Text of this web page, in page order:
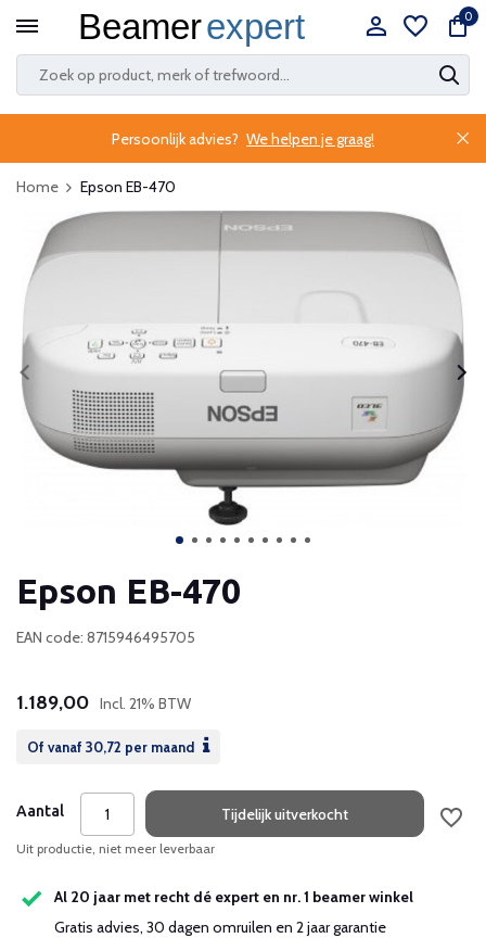
0
Persoonlijk advies? We helpen je graag!
Home Epson EB-470
Epson EB-470
EAN code: 8715946495705
1.189,00 Incl. 21% BTW
Of vanaf 30,72 per maand
Aantal Tijdelijk uitverkocht
Uit productie, niet meer leverbaar
Al 20 jaar met recht dé expert en nr. 1 beamer winkel
Gratis advies, 30 dagen omruilen en 2 jaar garantie